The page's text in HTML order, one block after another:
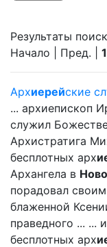
Результаты
Начало | Пред. | 1
Архиерейские
... архиепископ
служил
Архистратига
бесплотных арх
Архангела в
порадовал
блаженной
праведного ... ...
бесплотных арх